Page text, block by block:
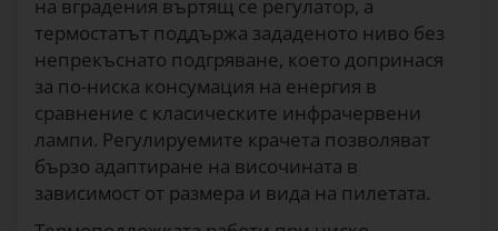
на вградения въртящ се регулатор, а
термостатът поддържа зададеното ниво без
непрекъснато подгряване, което допринася
за по-ниска консумация на енергия в
сравнение с класическите инфрачервени
лампи. Регулируемите крачета позволяват
бързо адаптиране на височината в
зависимост от размера и вида на пилетата.